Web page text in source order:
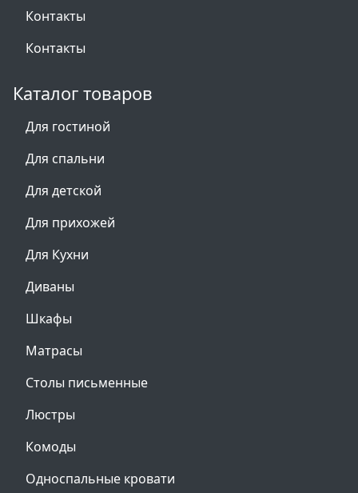
Контакты
Контакты
Каталог товаров
Для гостиной
Для спальни
Для детской
Для прихожей
Для Кухни
Диваны
Шкафы
Матрасы
Столы письменные
Люстры
Комоды
Односпальные кровати